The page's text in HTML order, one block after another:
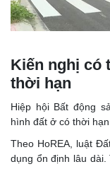
Kiến nghị có
thời hạn
Hiệp hội Bất động
hình đất ở có thời
Theo HoREA, luật
dụng ổn định lâu